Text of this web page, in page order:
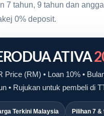
7 tahun, 9 tahun dan
0% deposit.
ATIVA
Price (RM) • Loan 10% •
• Rujukan untuk pembeli di
Terkini Malaysia Pilihan 7 &